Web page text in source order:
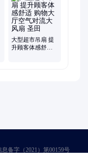
扇、节能永磁吊扇、
商用大型风扇、立柱
大型超市吊扇 提
升顾客体感舒适
备字（2021）第00159号